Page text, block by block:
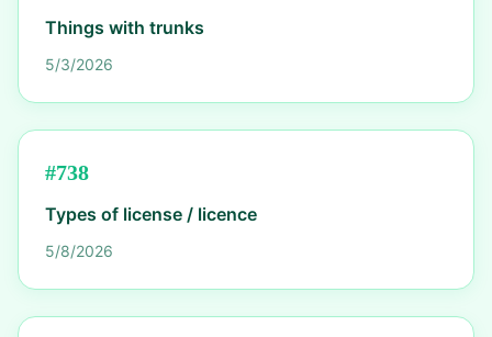
Things with trunks
5/3/2026
#738
Types of license / licence
5/8/2026